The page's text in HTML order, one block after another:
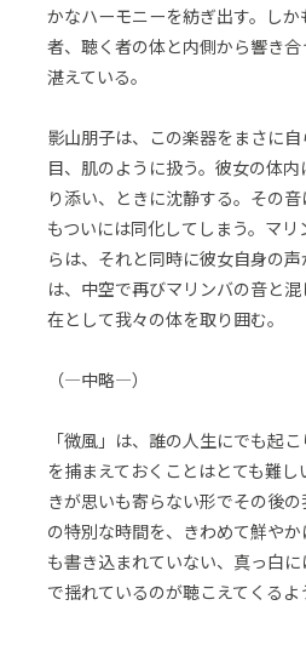
かなハーモニーを紡ぎ出す。し
者、聴く者の体と内側から響き
湛えている。
影山朋子は、この楽器をまさに自
目、肌のように扱う。彼女の体
り添い、ときに沈静する。その
もついには同化してしまう。マ
らは、それと同時に彼女自身の
は、中空で再びマリンバの音と
在として我々の体を取り囲む。
（―中略―）
「微風」は、誰の人生にでも起
を捕まえておくことはとても難
きが思いも寄らない形でその後
の特別な時間を、きわめて鮮や
も書き込まれていない、真っ白
で揺れているのが聴こえてくるよ